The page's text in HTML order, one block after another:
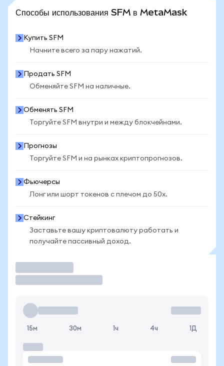
Способы использования SFM в MetaMask
Купить SFM
Начните всего за пару нажатий.
Продать SFM
Обменяйте SFM на наличные.
Обменять SFM
Торгуйте SFM внутри и между блокчейнами.
Прогнозы
Торгуйте SFM и на рынках криптопрогнозов.
Фьючерсы
Лонг или шорт токенов с плечом до 50x.
Стейкинг
Заставьте вашу криптовалюту работать и
получайте пассивный доход.
15м 30м 1ч 4ч 1Д